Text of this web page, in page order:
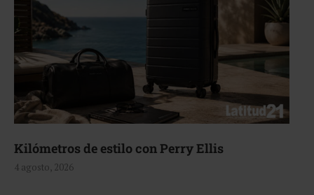
Aerie, texturas que fluyen
4 agosto, 2026